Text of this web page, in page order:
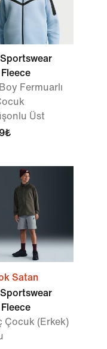
Sportswear
Fermuarlı
Üst
Satan
Sportswear
Çocuk (Erkek)